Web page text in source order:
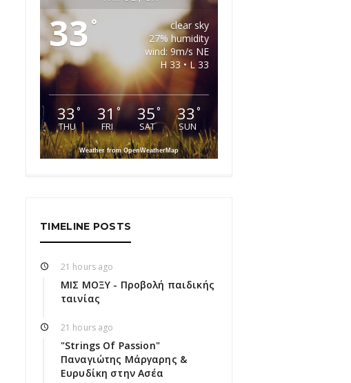
33 °
clear sky
27% humidity
wind: 9m/s NE
H 33 • L 33
33 °
THU
31°
FRI
35°
SAT
33 °
SUN
Weather from OpenWeatherMap
TIMELINE POSTS
21 hours ago
ΜΙΣ ΜΟΞΥ - Προβολή παιδικής
ταινίας
21 hours ago
"Strings Of Passion"
Παναγιώτης Μάργαρης &
Ευρυδίκη στην Ασέα